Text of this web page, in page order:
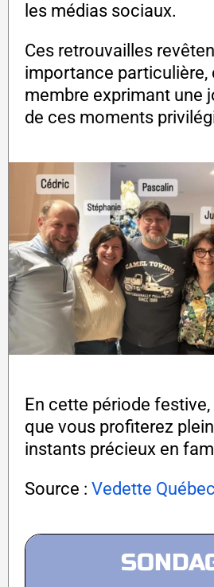
les médias sociaux.
Ces retrouvailles
importance particulière,
membre exprimant une
de ces moments
En cette période
que vous profiterez
instants précieux en
Source : Vedette Québec